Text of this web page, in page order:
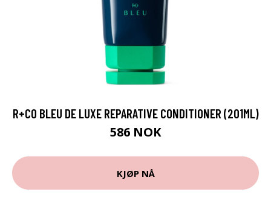
R+CO BLEU DE LUXE REPARATIVE CONDITIONER (201ML)
586 NOK
KJØP NÅ